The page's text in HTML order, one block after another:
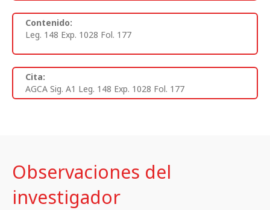
Contenido:
Leg. 148 Exp. 1028 Fol. 177
Cita:
AGCA Sig. A1 Leg. 148 Exp. 1028 Fol. 177
Observaciones del
investigador